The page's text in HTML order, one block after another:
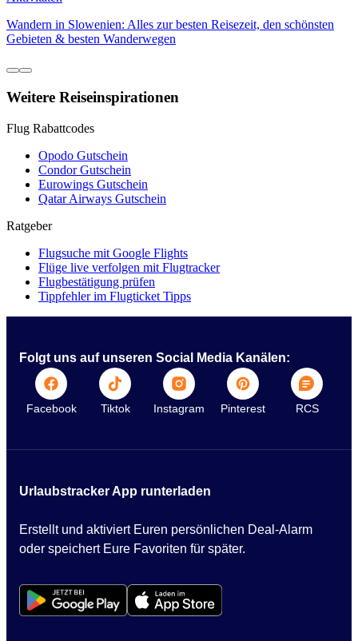
Wandern in Slowenien: Alles zur besten Reisezeit, den schönsten
Gebieten & besten Wanderwegen
Weitere Reiseinspirationen
Flug Rabattcodes
Opodo Gutschein
Condor Gutschein
Eurowings Gutschein
Qatar Airways Gutschein
Ratgeber
Flugsuche mit Google Flights
Flüge live verfolgen mit Flugtracker
Flugbestätigung prüfen
Tippfehler im Flugticket Tipps